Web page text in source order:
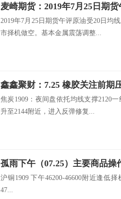
麦崎期货：2019年7月25日期货
2019年7月25日期货午评原油受20日均
市择机做空。基本金属震荡调整...
鑫鑫聚财：7.25 橡胶关注前期
焦炭1909：夜间盘依托均线支撑2120
升至2144附近，进入反弹修复...
孤雨下午（07.25）主要商品操
沪铜1909 下午46200-46600附近逢低
47...